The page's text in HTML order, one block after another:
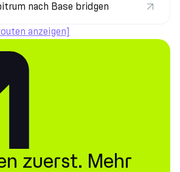
nach Base bridgen
anzeigen]
zuerst. Mehr